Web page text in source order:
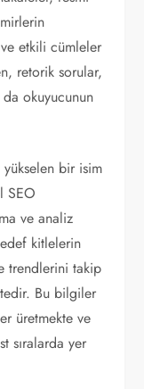
ve etkili cümleler
retorik sorular,
okuyucunun
bir isim
SEO
ve analiz
kitlelerin
trendlerini takip
Bu bilgiler
üretmekte ve
sıralarda yer